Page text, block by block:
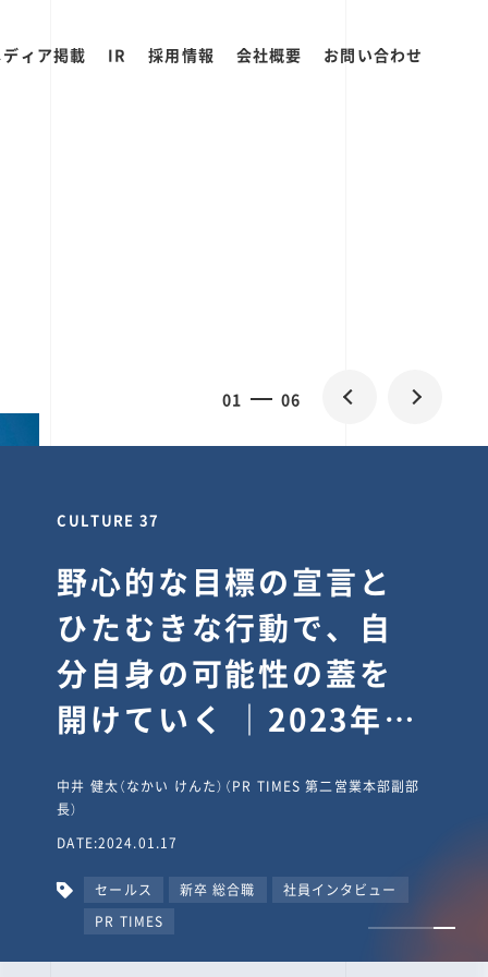
ィア掲載 IR 採用情報 会社概要 お問い合わせ
01 06
CULTURE 37
野心的な目標の宣言と
ひたむきな行動で、自
分自身の可能性の蓋を
開けていく ｜2023年度
タビュー #PR
TIMESな人たち
中井 健太（なかい けんた）（PR TIMES 第二営業本部副部
長）
DATE:2024.01.17
セールス 新卒 総合職
社員インタビュー
PR TIMES